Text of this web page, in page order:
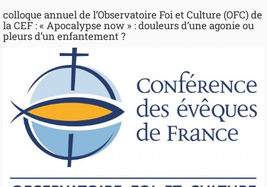
colloque annuel de l’Observatoire Foi et Culture (OFC) de
la CEF : « Apocalypse now » : douleurs d’une agonie ou
pleurs d’un enfantement ?